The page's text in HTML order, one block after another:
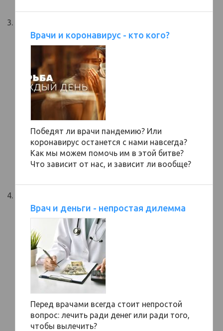
Врачи и коронавирус - кто кого?
Победят ли врачи пандемию? Или
коронавирус останется с нами навсегда?
Как мы можем помочь им в этой битве?
Что зависит от нас, и зависит ли вообще?
Врач и деньги - непростая дилемма
Перед врачами всегда стоит непростой
вопрос: лечить ради денег или ради того,
чтобы вылечить?